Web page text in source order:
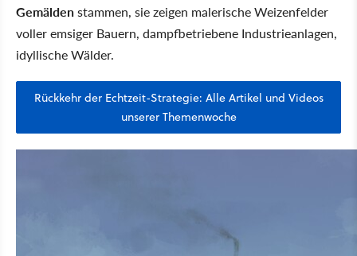
Gemäldenstammen, sie zeigen malerische Weizenfelder
voller emsiger Bauern, dampfbetriebene Industrieanlagen,
idyllische Wälder.
Rückkehr der Echtzeit-Strategie: Alle Artikel und Videos
unserer Themenwoche